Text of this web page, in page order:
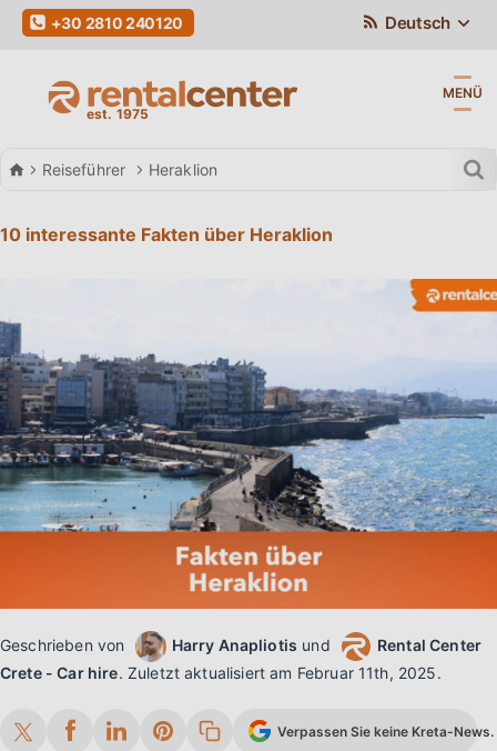
Deutsch
+30 2810 240120
MENÜ
Autovermietung
Reiseführer Heraklion
10 interessante Fakten über Heraklion
Geschrieben von Harry Anapliotis und
Rental Center
Crete - Car hire. Zuletzt aktualisiert am Februar 11th, 2025.
Verpassen Sie keine Kreta-